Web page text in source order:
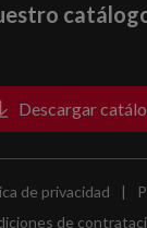
Descargar
de privacidad |
de